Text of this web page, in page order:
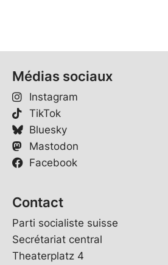
Médias sociaux
Instagram
TikTok
Bluesky
Mastodon
Facebook
Contact
Parti socialiste suisse
Secrétariat central
Theaterplatz 4